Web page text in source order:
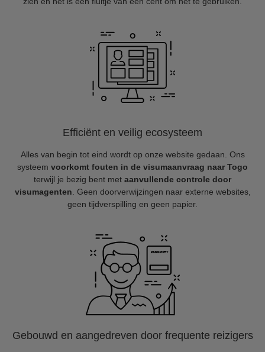
Efficiënt en veilig ecosysteem
Alles van begin tot eind wordt op onze website gedaan. Ons
systeem voorkomt fouten in de visumaanvraag naar Togo
terwijl je bezig bent met aanvullende controle door
visumagenten . Geen doorverwijzingen naar externe websites,
geen tijdverspilling en geen papier.
Gebouwd en aangedreven door frequente reizigers